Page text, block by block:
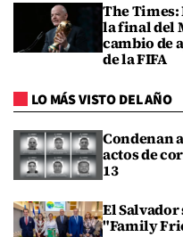
The
la final del
cambio de
de la FIFA
LO MÁS VISTO DEL AÑO
Condenan
actos de
13
El
"Family